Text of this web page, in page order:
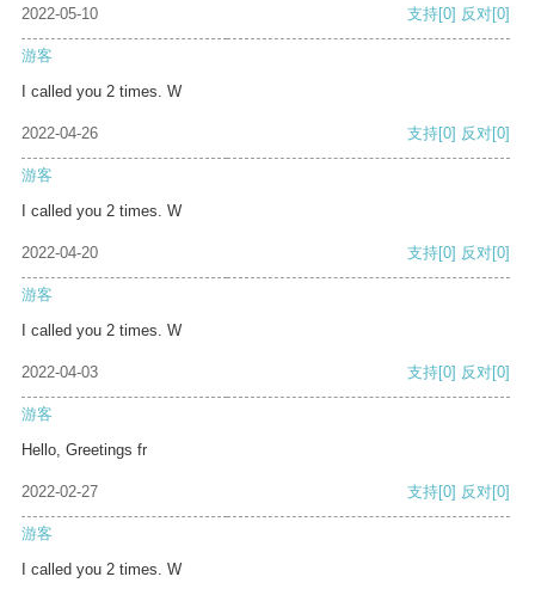
2022-05-10 支持[0] 反对[0]
游客
I called you 2 times. W
2022-04-26 支持[0] 反对[0]
游客
I called you 2 times. W
2022-04-20 支持[0] 反对[0]
游客
I called you 2 times. W
2022-04-03 支持[0] 反对[0]
游客
Hello, Greetings fr
2022-02-27 支持[0] 反对[0]
游客
I called you 2 times. W